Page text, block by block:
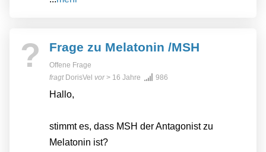
? Frage zu Melatonin /MSH
Offene Frage
fragt DorisVel vor> 16 Jahre 986
Hallo,
stimmt es, dass MSH der Antagonist zu
Melatonin ist?